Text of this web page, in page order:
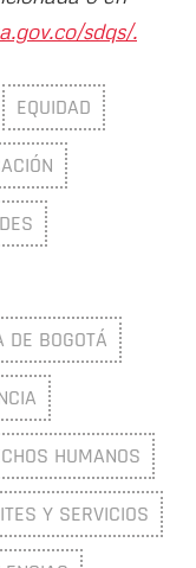
sdqs/.
EQUIDAD
DE BOGOTÁ
HUMANOS
Y SERVICIOS